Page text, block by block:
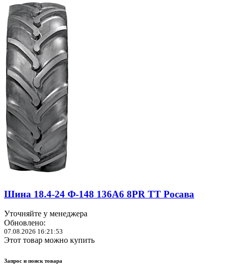
Шина 18.4-24 Ф-148 136А6 8PR TT Росава
Уточняйте у менеджера
Обновлено:
07.08.2026 16:21:53
Этот товар можно купить
Запрос и поиск товара